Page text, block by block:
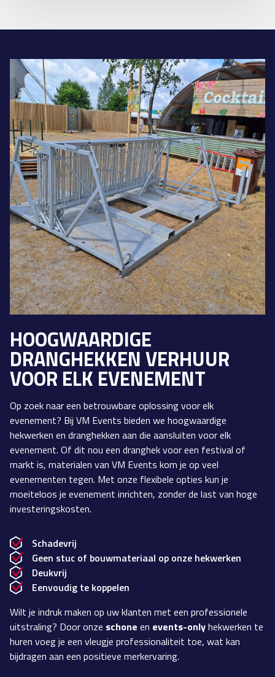
HOOGWAARDIGE
DRANGHEKKEN VERHUUR
VOOR ELK EVENEMENT
Op zoek naar een betrouwbare oplossing voor elk
evenement? Bij VM Events bieden we hoogwaardige
hekwerken en dranghekken aan die aansluiten voor elk
evenement. Of dit nou een dranghek voor een festival of
markt is, materialen van VM Events kom je op veel
evenementen tegen. Met onze flexibele opties kun je
moeiteloos je evenement inrichten, zonder de last van hoge
investeringskosten.
Schadevrij
Geen stuc of bouwmateriaal op onze hekwerken
Deukvrij
Eenvoudig te koppelen
Wilt je indruk maken op uw klanten met een professionele
uitstraling? Door onze schone en events-onlyhekwerken te
huren voeg je een vleugje professionaliteit toe, wat kan
bijdragen aan een positieve merkervaring.